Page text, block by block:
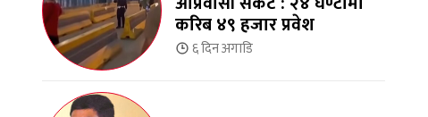
करिब ४९ हजार प्रवेश
६ दिनअगाडि